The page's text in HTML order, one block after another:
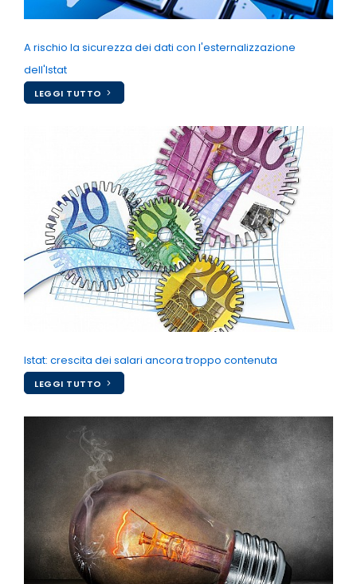
A rischio la sicurezza dei dati con l'esternalizzazione
dell'Istat
LEGGI TUTTO
Istat: crescita dei salari ancora troppo contenuta
LEGGI TUTTO